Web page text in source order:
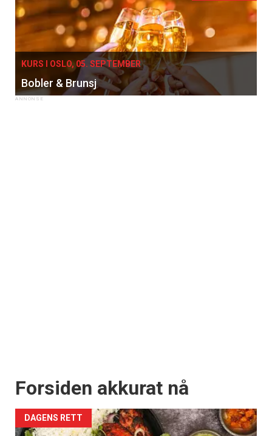
KURS I OSLO, 05. SEPTEMBER
Bobler & Brunsj
Forsiden akkurat nå
DAGENS RETT